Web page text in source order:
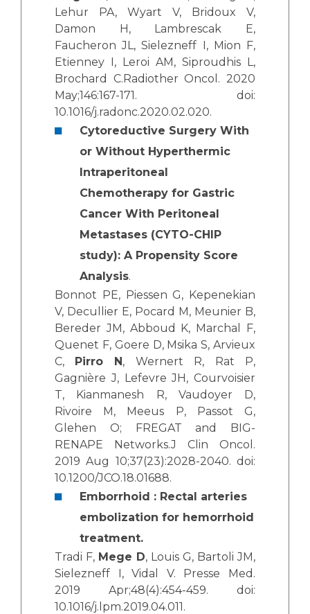
Lehur PA, Wyart V, Bridoux V,
Damon H, Lambrescak E,
Faucheron JL, Sielezneff I, Mion F,
Etienney I, Leroi AM, Siproudhis L,
Brochard C.Radiother Oncol. 2020
May;146:167-171. doi:
10.1016/j.radonc.2020.02.020.
Cytoreductive Surgery With
or Without Hyperthermic
Intraperitoneal
Chemotherapy for Gastric
Cancer With Peritoneal
Metastases (CYTO-CHIP
study): A Propensity Score
Analysis.
Bonnot PE, Piessen G, Kepenekian
V, Decullier E, Pocard M, Meunier B,
Bereder JM, Abboud K, Marchal F,
Quenet F, Goere D, Msika S, Arvieux
C, Pirro N, Wernert R, Rat P,
Gagnière J, Lefevre JH, Courvoisier
T, Kianmanesh R, Vaudoyer D,
Rivoire M, Meeus P, Passot G,
Glehen O; FREGAT and BIG-
RENAPE Networks.J Clin Oncol.
2019 Aug 10;37(23):2028-2040. doi:
10.1200/JCO.18.01688.
Emborrhoid : Rectal arteries
embolization for hemorrhoid
treatment.
Tradi F, Mege D, Louis G, Bartoli JM,
Sielezneff I, Vidal V. Presse Med.
2019 Apr;48(4):454-459. doi:
10.1016/j.lpm.2019.04.011.